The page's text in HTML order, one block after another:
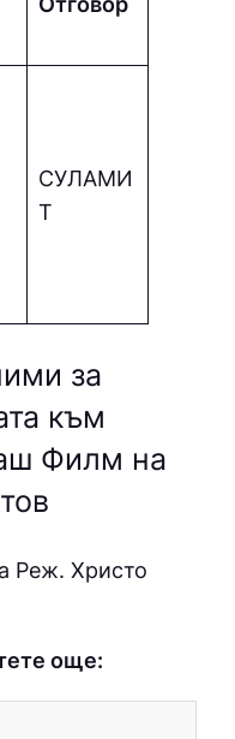
СУЛAМИ
Т
за
към
Филм на
Реж. Христо
още: